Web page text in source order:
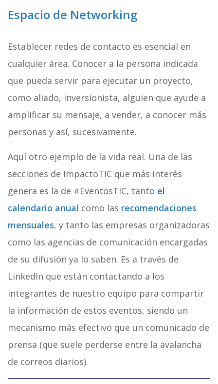
Espacio de Networking
Establecer redes de contacto es esencial en
cualquier área. Conocer a la persona indicada
que pueda servir para ejecutar un proyecto,
como aliado, inversionista, alguien que ayude a
amplificar su mensaje, a vender, a conocer más
personas y así, sucesivamente.
Aquí otro ejemplo de la vida real. Una de las
secciones de ImpactoTIC que más interés
genera es la de #EventosTIC, tanto el
calendario anual como las recomendaciones
mensuales, y tanto las empresas organizadoras
como las agencias de comunicación encargadas
de su difusión ya lo saben. Es a través de
LinkedIn que están contactando a los
integrantes de nuestro equipo para compartir
la información de estos eventos, siendo un
mecanismo más efectivo que un comunicado de
prensa (que suele perderse entre la avalancha
de correos diarios).